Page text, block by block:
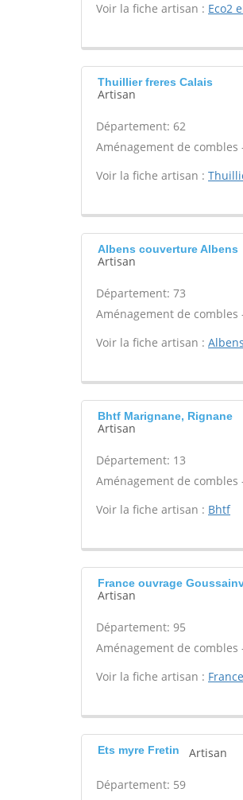
Voir la fiche artisan : Eco2
Thuillier freres Calais
Artisan
Département: 62
Aménagement de
Voir la fiche artisan :
Albens couverture Albens
Artisan
Département: 73
Aménagement de
Voir la fiche artisan :
Bhtf Marignane, Rignane
Artisan
Département: 13
Aménagement de
Voir la fiche artisan : Bhtf
France ouvrage
Artisan
Département: 95
Aménagement de
Voir la fiche artisan :
Ets myre Fretin Artisan
Département: 59